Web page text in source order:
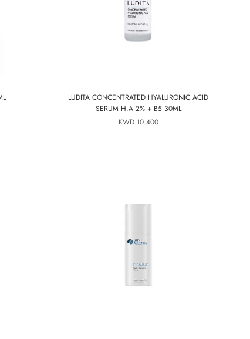
LUDITA CONCENTRATED HYALURONIC ACID
SERUM H.A 2% + B5 30ML
10.400 KWD